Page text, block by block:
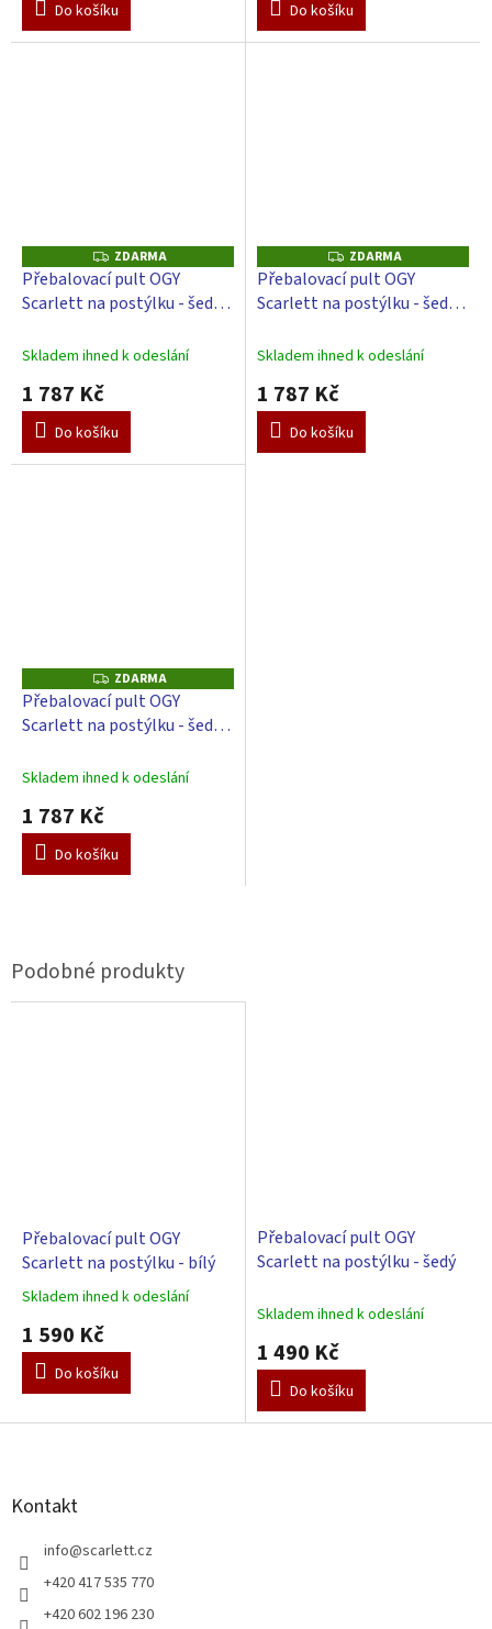
Do košíku Do košíku
Z
D
A
R
M
ZDARMA
Přebalovací pult OGY
Scarlett na postýlku - šedý -
Slon - bílý
Skladem ihned k odeslání
1 787 Kč
Do košíku
Z
D
A
R
M
ZDARMA
Přebalovací pult OGY
Scarlett na postýlku - šedý -
Slon - béžový
Skladem ihned k odeslání
1 787 Kč
Do košíku
Z
D
A
R
M
ZDARMA
Přebalovací pult OGY
Scarlett na postýlku - šedý -
Perla - Bílá
Skladem ihned k odeslání
1 787 Kč
Do košíku
Přebalovací pult OGY
Scarlett na postýlku - bílý
Průměrné
produktu
5,0
5
Skladem ihned k odeslání
1 590 Kč
Do košíku
Přebalovací pult OGY
Scarlett na postýlku - šedý
Skladem ihned k odeslání
1 490 Kč
Do košíku
Z
Kontakt
info@scarlett.cz
+420 417 535 770
+420 602 196 230